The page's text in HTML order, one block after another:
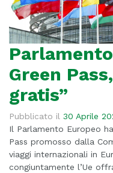
Green
gratis”
Pubblicato il 30 Aprile
Il Parlamento Europeo
Pass promosso dalla
viaggi internazionali in
congiuntamente l’Ue